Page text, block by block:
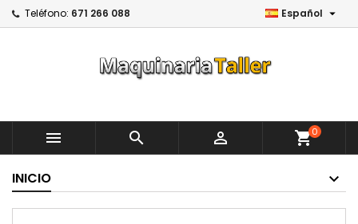
Teléfono: 671 266 088 Español 
   shopping_cart0
INICIO